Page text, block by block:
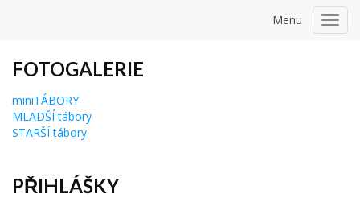
Menu
FOTOGALERIE
miniTÁBORY
MLADŠÍ tábory
STARŠÍ tábory
PŘIHLÁŠKY